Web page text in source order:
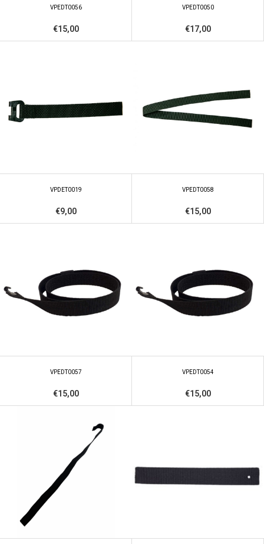
VPEDT0056
€15,00
VPEDT0050
€17,00
VPDET0019
€9,00
VPEDT0058
€15,00
VPEDT0057
€15,00
VPEDT0054
€15,00